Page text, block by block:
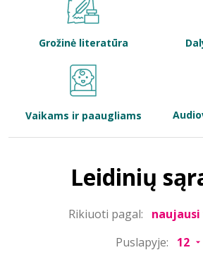
Bibliotekoms
Grožinė literatūra
Vaikams ir paaugliams
Leidinių
Rikiuoti pagal:
Puslapyje: